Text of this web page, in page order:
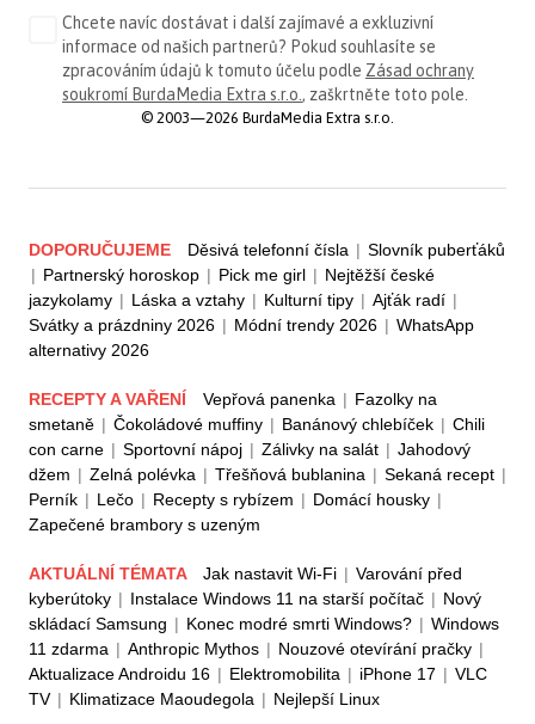
Chcete navíc dostávat i další zajímavé a exkluzivní
informace od našich partnerů? Pokud souhlasíte se
zpracováním údajů k tomuto účelu podle Zásad ochrany
soukromí BurdaMedia Extra s.r.o. , zaškrtněte toto pole.
© 2003—2026 BurdaMedia Extra s.r.o.
DOPORUČUJEME Děsivá telefonní čísla | Slovník puberťáků
| Partnerský horoskop | Pick me girl | Nejtěžší české
jazykolamy | Láska a vztahy | Kulturní tipy | Ajťák radí |
Svátky a prázdniny 2026 | Módní trendy 2026 | WhatsApp
alternativy 2026
RECEPTY A VAŘENÍ Vepřová panenka | Fazolky na
smetaně | Čokoládové muffiny | Banánový chlebíček | Chili
con carne | Sportovní nápoj | Zálivky na salát | Jahodový
džem | Zelná polévka | Třešňová bublanina | Sekaná recept |
Perník | Lečo | Recepty s rybízem | Domácí housky |
Zapečené brambory s uzeným
AKTUÁLNÍ TÉMATA Jak nastavit Wi-Fi | Varování před
kyberútoky | Instalace Windows 11 na starší počítač | Nový
skládací Samsung | Konec modré smrti Windows? | Windows
11 zdarma | Anthropic Mythos | Nouzové otevírání pračky |
Aktualizace Androidu 16 | Elektromobilita | iPhone 17 | VLC
TV | Klimatizace Maoudegola | Nejlepší Linux